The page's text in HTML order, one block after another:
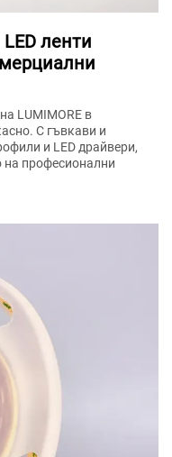
ленти
LUMIMORE в
С гъвкави и
и LED драйвери,
на професионални